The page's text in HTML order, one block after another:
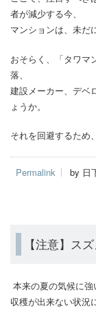
者が減少する今、
マンションは、未だ
おそらく、「タワマ
落、
建設メーカー、デベ
ょうか。
それを回避するため
Permalink by 日
【注意】ス
本来の夏の気候に
収穫が出来ない状況